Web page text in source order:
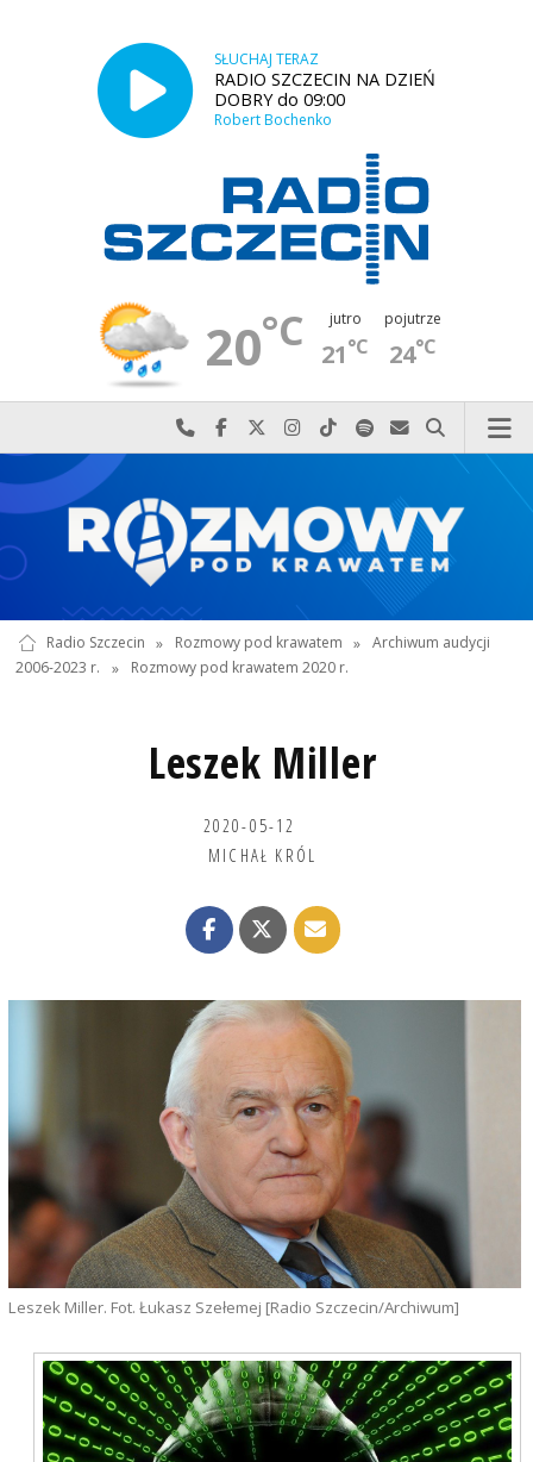
SŁUCHAJ TERAZ
RADIO SZCZECIN NA DZIEŃ
DOBRY do 09:00
Robert Bochenko
20°C jutro
21°C
pojutrze
24°C
Najlepiej po prostu do nas zadzwoń
Odwiedź nas na Facebook-u
Odwiedź nas na X
Odwiedź nas na Instagram-ie
Odwiedź nas na TikTok-u
Szukaj nas na Spotify
Wyślij do nas
Szukaj
Radio Szczecin » Rozmowy pod krawatem » Archiwum audycji
2006-2023 r.
» Rozmowy pod krawatem 2020 r.
Leszek Miller
2020-05-12
MICHAŁ KRÓL
Leszek Miller. Fot. Łukasz Szełemej [Radio Szczecin/Archiwum]